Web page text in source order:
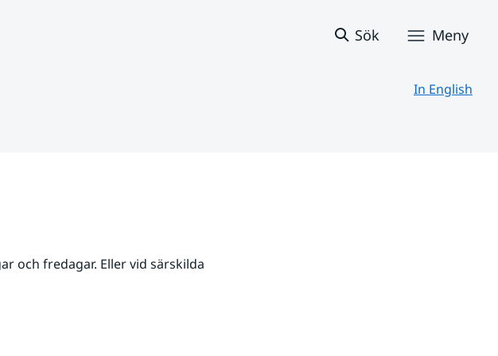
Sök Meny
In English
och fredagar. Eller vid särskilda